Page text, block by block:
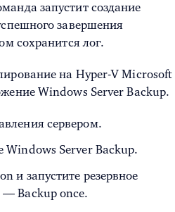
запустит создание
завершения
сохранится лог.
на Hyper-V Microsoft
Windows Server Backup.
сервером.
Server Backup.
и запустите резервное
— Backup once.